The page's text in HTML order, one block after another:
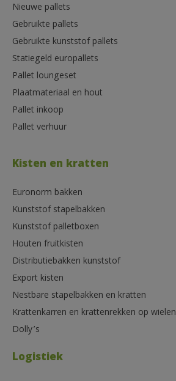
Nieuwe pallets
Gebruikte pallets
Gebruikte kunststof pallets
Statiegeld europallets
Pallet loungeset
Plaatmateriaal en hout
Pallet inkoop
Pallet verhuur
Kisten en kratten
Euronorm bakken
Kunststof stapelbakken
Kunststof palletboxen
Houten fruitkisten
Distributiebakken kunststof
Export kisten
Nestbare stapelbakken en kratten
Krattenkarren en krattenrekken op wielen
Dolly’s
Logistiek